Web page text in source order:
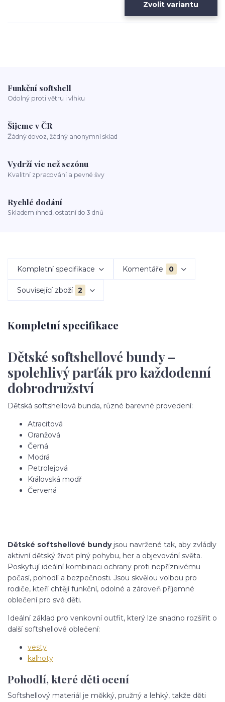
Zvolit variantu
Funkční softshell
Odolný proti větru i vlhku
Šijeme v ČR
Žádný dovoz, žádný anonymní sklad
Vydrží víc než sezónu
Kvalitní zpracování a pevné švy
Rychlé dodání
Skladem ihned, ostatní do 3 dnů
Kompletní specifikace Komentáře 0
Související zboží 2
Kompletní specifikace
Dětské softshellové bundy –
spolehlivý parťák pro každodenní
dobrodružství
Dětská softshellová bunda, různé barevné provedení:
Atracitová
Oranžová
Černá
Modrá
Petrolejová
Královská modř
Červená
Dětské softshellové bundyjsou navržené tak, aby zvládly
aktivní dětský život plný pohybu, her a objevování světa.
Poskytují ideální kombinaci ochrany proti nepříznivému
počasí, pohodlí a bezpečnosti. Jsou skvělou volbou pro
rodiče, kteří chtějí funkční, odolné a zároveň příjemné
oblečení pro své děti.
Ideální základ pro venkovní outfit, který lze snadno rozšířit o
další softshellové oblečení:
vesty
kalhoty
Pohodlí, které děti ocení
Softshellový materiál je měkký, pružný a lehký, takže děti